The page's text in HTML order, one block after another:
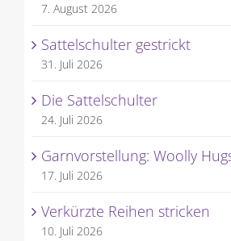
7. August 2026
Sattelschulter gestrickt
31. Juli 2026
Die Sattelschulter
24. Juli 2026
Garnvorstellung: Woolly
17. Juli 2026
Verkürzte Reihen stricken
10. Juli 2026